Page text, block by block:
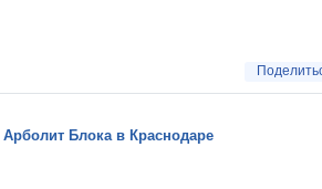
Арболит Блока в Краснодаре